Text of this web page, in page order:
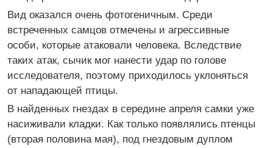
Вид оказался очень фотогеничным. Среди
встреченных самцов отмечены и агрессивные
особи, которые атаковали человека. Вследствие
таких атак, сычик мог нанести удар по голове
исследователя, поэтому приходилось уклоняться
от нападающей птицы.
В найденных гнездах в середине апреля самки уже
насиживали кладки. Как только появлялись птенцы
(вторая половина мая), под гнездовым дуплом